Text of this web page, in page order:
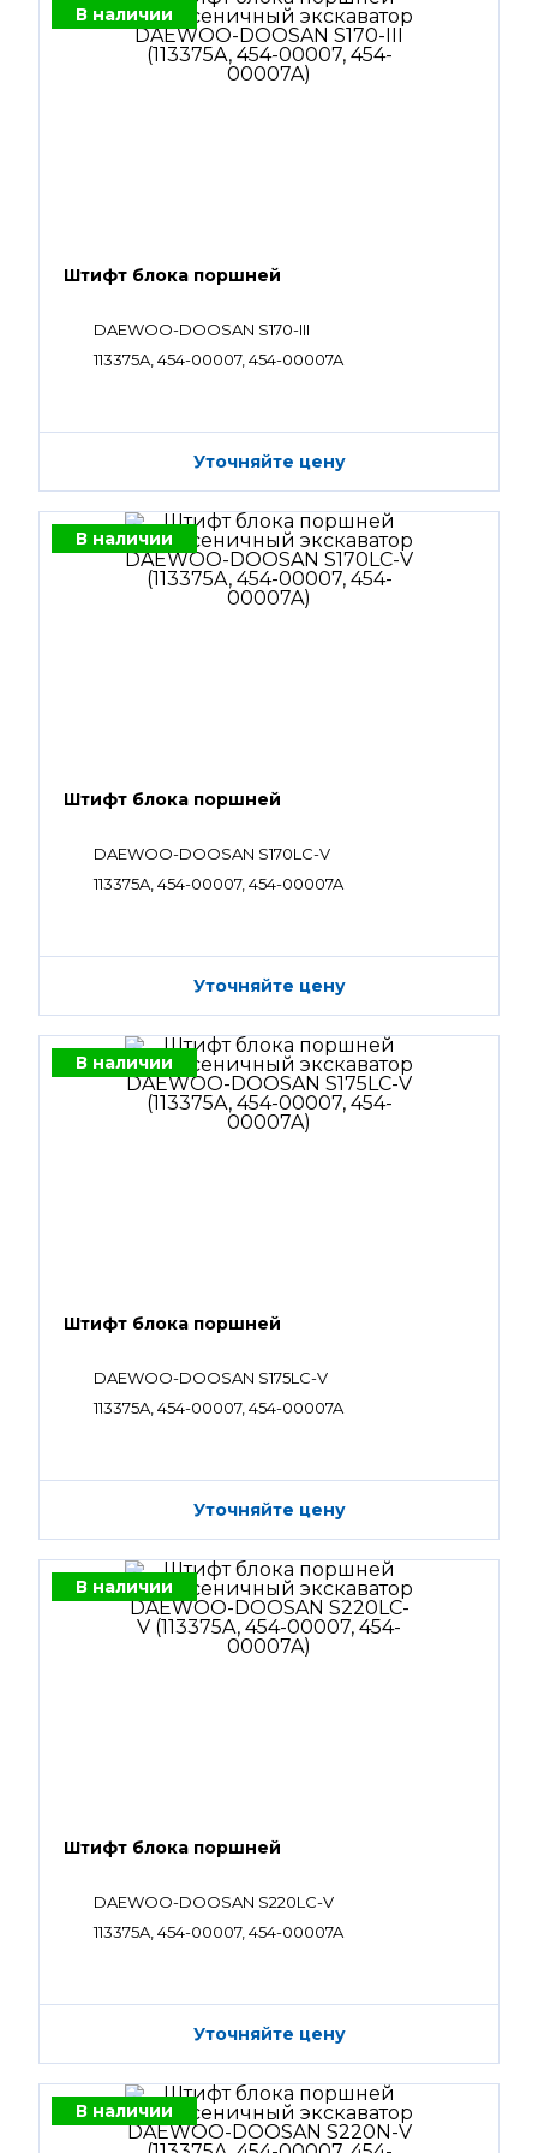
В наличии
Штифт блока поршней
DAEWOO-DOOSAN S170-III
113375A, 454-00007, 454-00007A
Уточняйте цену
В наличии
Штифт блока поршней
DAEWOO-DOOSAN S170LC-V
113375A, 454-00007, 454-00007A
Уточняйте цену
В наличии
Штифт блока поршней
DAEWOO-DOOSAN S175LC-V
113375A, 454-00007, 454-00007A
Уточняйте цену
В наличии
Штифт блока поршней
DAEWOO-DOOSAN S220LC-V
113375A, 454-00007, 454-00007A
Уточняйте цену
В наличии